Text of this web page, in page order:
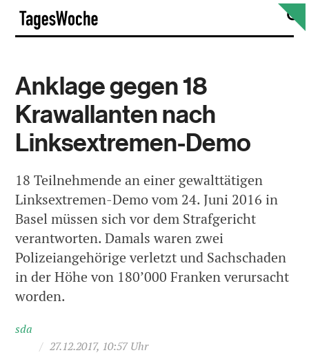
Skip
content
Anklage gegen 18
Krawallanten nach
Linksextremen-Demo
18 Teilnehmende an einer gewalttätigen
Linksextremen-Demo vom 24. Juni 2016 in
Basel müssen sich vor dem Strafgericht
verantworten. Damals waren zwei
Polizeiangehörige verletzt und Sachschaden
in der Höhe von 180’000 Franken verursacht
worden.
sda
/ 27.12.2017, 10:57 Uhr